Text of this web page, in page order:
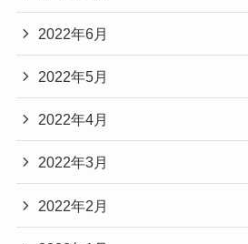
2022年6月
2022年5月
2022年4月
2022年3月
2022年2月